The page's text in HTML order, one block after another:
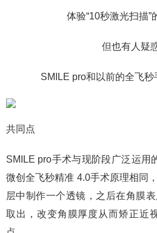
体验“10秒激光扫描”
但也有人疑
SMILE pro和以前的全飞秒
共同点
SMILE pro手术与现阶段广泛运用
微创全飞秒精准 4.0手术原理相同
层中制作一个透镜，之后在角膜
取出，改变角膜厚度从而矫正近